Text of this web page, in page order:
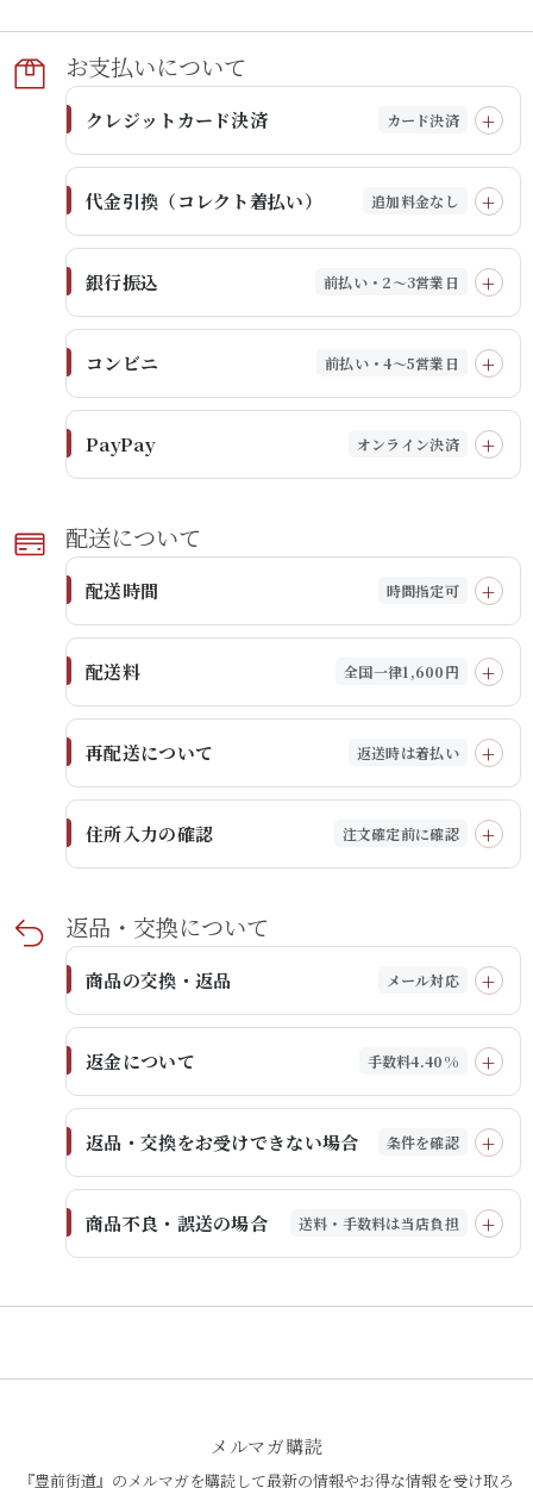
お支払いに​ついて​
クレジットカード決済 カード決済
代金引換（コレクト着払い） 追加料金なし
銀行振込 前払い・2～3営業日
コンビニ 前払い・4～5営業日
PayPay オンライン決済
配送に​ついて​
配送時間 時間指定可
配送料 全国一律1,600円
再配送について 返送時は着払い
住所入力の確認 注文確定前に確認
返品・​交換に​ついて​
商品の交換・返品 メール対応
返金について 手数料4.40%
返品・交換をお受けできない場合 条件を確認
商品不良・誤送の場合 送料・手数料は当店負担
メルマガ購読
『豊前街道』のメルマガを購読して最新の情報やお得な情報を受け取ろ